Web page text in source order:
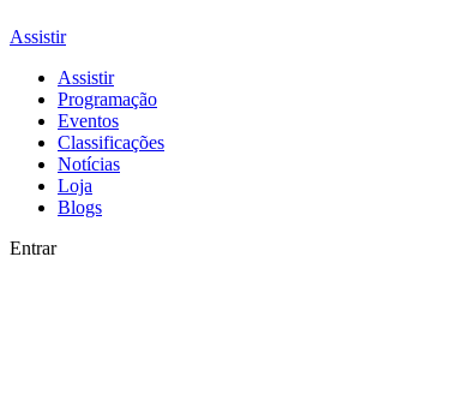
Assistir
Assistir
Programação
Eventos
Classificações
Notícias
Loja
Blogs
Entrar